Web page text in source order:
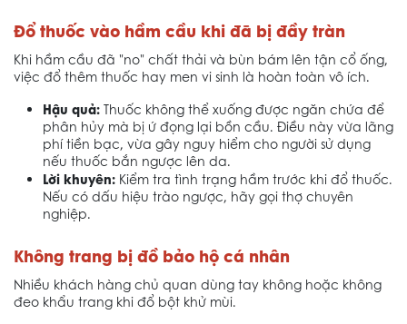
Đổ thuốc vào hầm cầu khi đã bị đầy tràn
Khi hầm cầu đã "no" chất thải và bùn bám lên tận cổ ống,
việc đổ thêm thuốc hay men vi sinh là hoàn toàn vô ích.
Hậu quả: Thuốc không thể xuống được ngăn chứa để
phân hủy mà bị ứ đọng lại bồn cầu. Điều này vừa lãng
phí tiền bạc, vừa gây nguy hiểm cho người sử dụng
nếu thuốc bắn ngược lên da.
Lời khuyên: Kiểm tra tình trạng hầm trước khi đổ thuốc.
Nếu có dấu hiệu trào ngược, hãy gọi thợ chuyên
nghiệp.
Không trang bị đồ bảo hộ cá nhân
Nhiều khách hàng chủ quan dùng tay không hoặc không
đeo khẩu trang khi đổ bột khử mùi.